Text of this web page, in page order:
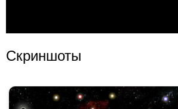
Скриншоты